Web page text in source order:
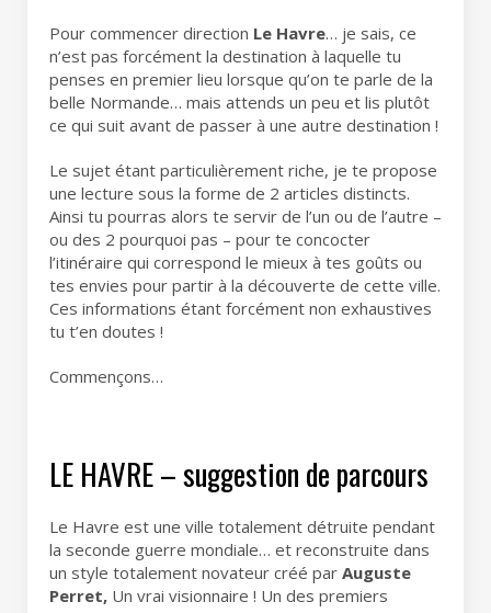
Pour commencer direction Le Havre… je sais, ce
n’est pas forcément la destination à laquelle tu
penses en premier lieu lorsque qu’on te parle de la
belle Normande… mais attends un peu et lis plutôt
ce qui suit avant de passer à une autre destination !
Le sujet étant particulièrement riche, je te propose
une lecture sous la forme de 2 articles distincts.
Ainsi tu pourras alors te servir de l’un ou de l’autre –
ou des 2 pourquoi pas – pour te concocter
l’itinéraire qui correspond le mieux à tes goûts ou
tes envies pour partir à la découverte de cette ville.
Ces informations étant forcément non exhaustives
tu t’en doutes !
Commençons…
LE HAVRE – suggestion de parcours
Le Havre est une ville totalement détruite pendant
la seconde guerre mondiale… et reconstruite dans
un style totalement novateur créé par Auguste
Perret, Un vrai visionnaire ! Un des premiers